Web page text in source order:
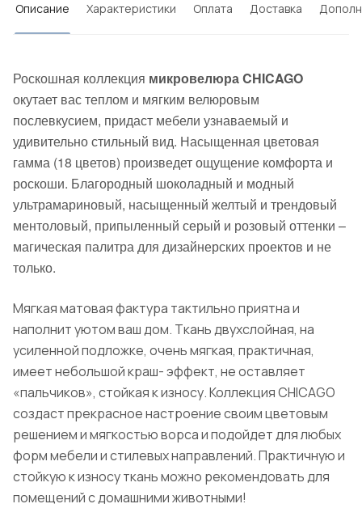
Описание Характеристики Оплата Доставка
Роскошная коллекция микровелюра CHICAGO
окутает вас теплом и мягким велюровым
послевкусием, придаст мебели узнаваемый и
удивительно стильный вид. Насыщенная цветовая
гамма (18 цветов) произведет ощущение комфорта и
роскоши. Благородный шоколадный и модный
ультрамариновый, насыщенный желтый и трендовый
ментоловый, припыленный серый и розовый оттенки –
магическая палитра для дизайнерских проектов и не
только.
Мягкая матовая фактура тактильно приятна и
наполнит уютом ваш дом. Ткань двухслойная, на
усиленной подложке, очень мягкая, практичная,
имеет небольшой краш- эффект, не оставляет
«пальчиков», стойкая к износу. Коллекция CHICAGO
создаст прекрасное настроение своим цветовым
решением и мягкостью ворса и подойдет для любых
форм мебели и стилевых направлений. Практичную и
стойкую к износу ткань можно рекомендовать для
помещений с домашними животными!